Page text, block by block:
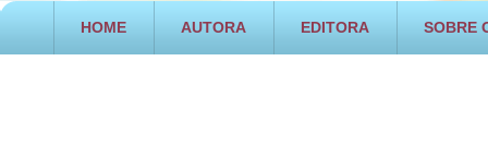
HOME AUTORA EDITORA SOBRE